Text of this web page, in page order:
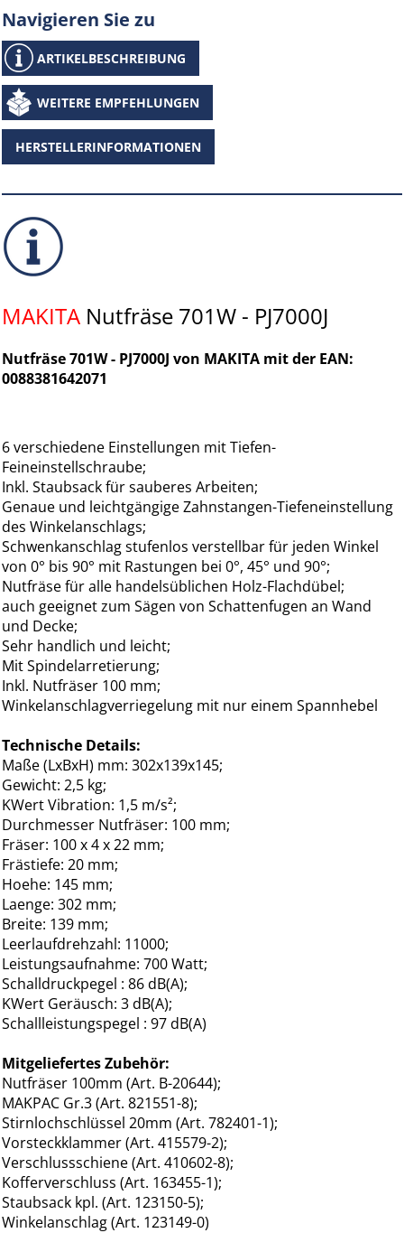
Navigieren Sie zu
ARTIKELBESCHREIBUNG
WEITERE EMPFEHLUNGEN
HERSTELLERINFORMATIONEN
MAKITA Nutfräse 701W - PJ7000J
Nutfräse 701W - PJ7000J von MAKITA mit der EAN:
0088381642071
6 verschiedene Einstellungen mit Tiefen-
Feineinstellschraube;
Inkl. Staubsack für sauberes Arbeiten;
Genaue und leichtgängige Zahnstangen-Tiefeneinstellung
des Winkelanschlags;
Schwenkanschlag stufenlos verstellbar für jeden Winkel
von 0° bis 90° mit Rastungen bei 0°, 45° und 90°;
Nutfräse für alle handelsüblichen Holz-Flachdübel;
auch geeignet zum Sägen von Schattenfugen an Wand
und Decke;
Sehr handlich und leicht;
Mit Spindelarretierung;
Inkl. Nutfräser 100 mm;
Winkelanschlagverriegelung mit nur einem Spannhebel
Technische Details:
Maße (LxBxH) mm: 302x139x145;
Gewicht: 2,5 kg;
KWert Vibration: 1,5 m/s²;
Durchmesser Nutfräser: 100 mm;
Fräser: 100 x 4 x 22 mm;
Frästiefe: 20 mm;
Hoehe: 145 mm;
Laenge: 302 mm;
Breite: 139 mm;
Leerlaufdrehzahl: 11000;
Leistungsaufnahme: 700 Watt;
Schalldruckpegel : 86 dB(A);
KWert Geräusch: 3 dB(A);
Schallleistungspegel : 97 dB(A)
Mitgeliefertes Zubehör:
Nutfräser 100mm (Art. B-20644);
MAKPAC Gr.3 (Art. 821551-8);
Stirnlochschlüssel 20mm (Art. 782401-1);
Vorsteckklammer (Art. 415579-2);
Verschlussschiene (Art. 410602-8);
Kofferverschluss (Art. 163455-1);
Staubsack kpl. (Art. 123150-5);
Winkelanschlag (Art. 123149-0)